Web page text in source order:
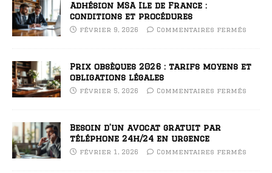
Adhésion MSA Ile de France :
conditions et procédures
février 9, 2026 Commentaires fermés
Prix obsèques 2026 : tarifs moyens et
obligations légales
février 5, 2026 Commentaires fermés
Besoin d’un avocat gratuit par
téléphone 24h/24 en urgence
février 1, 2026 Commentaires fermés